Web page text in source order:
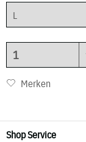
Merken
Shop Service